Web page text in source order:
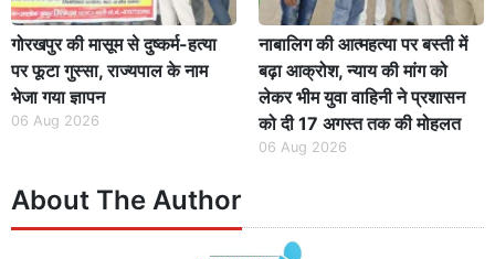
गोरखपुर की मासूम से दुष्कर्म-हत्या
पर फूटा गुस्सा, राज्यपाल के नाम
भेजा गया ज्ञापन
06 Aug 2026
नाबालिग की आत्महत्या पर बस्ती में
बढ़ा आक्रोश, न्याय की मांग को
लेकर भीम युवा वाहिनी ने प्रशासन
को दी 17 अगस्त तक की मोहलत
06 Aug 2026
About The Author